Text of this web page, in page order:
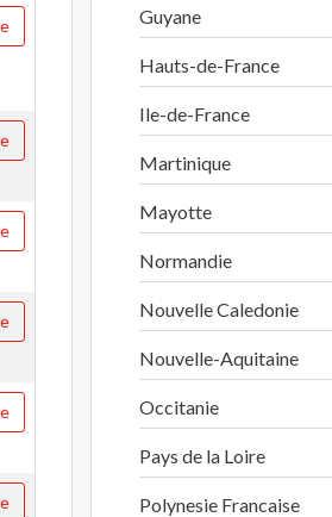
Guyane
Hauts-de-France
Ile-de-France
Martinique
Mayotte
Normandie
Nouvelle Caledonie
Nouvelle-Aquitaine
Occitanie
Pays de la Loire
Polynesie Francaise